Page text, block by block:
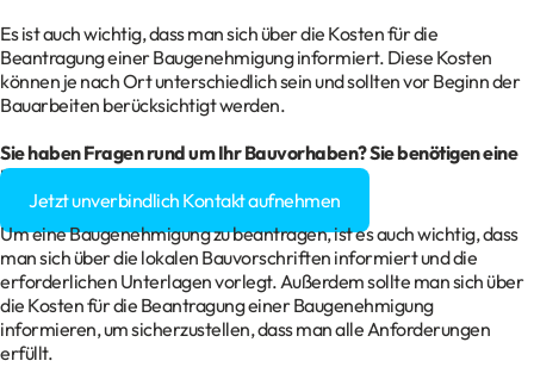
Es ist auch wichtig, dass man sich über die Kosten für die
Beantragung einer Baugenehmigung informiert. Diese Kosten
können je nach Ort unterschiedlich sein und sollten vor Beginn der
Bauarbeiten berücksichtigt werden.
Sie haben Fragen rund um IhrBauvorhaben? Sie benötigen eine
Baugenehmigung?
Jetzt unverbindlich Kontakt aufnehmen
Um eine Baugenehmigung zu beantragen, ist es auch wichtig, dass
man sich über die lokalen Bauvorschriften informiert und die
erforderlichen Unterlagen vorlegt. Außerdem sollte man sich über
die Kosten für die Beantragung einer Baugenehmigung
informieren, um sicherzustellen, dass man alle Anforderungen
erfüllt.